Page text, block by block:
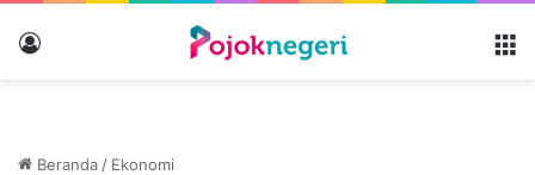
Beranda / Ekonomi